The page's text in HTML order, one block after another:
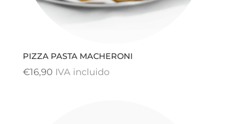
PIZZA PASTA MACHERONI
€16,90 IVA incluido